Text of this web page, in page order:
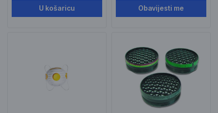
U košaricu Obavijesti me